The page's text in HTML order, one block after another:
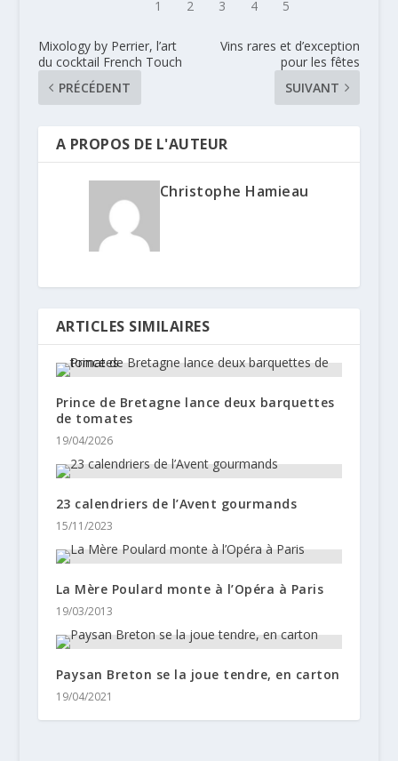
Mixology by Perrier, l’art
du cocktail French Touch
PRÉCÉDENT
Vins rares et d’exception
pour les fêtes
SUIVANT
A PROPOS DE L'AUTEUR
Christophe Hamieau
ARTICLES SIMILAIRES
Prince de Bretagne lance deux barquettes
de tomates
19/04/2026
23 calendriers de l’Avent gourmands
15/11/2023
La Mère Poulard monte à l’Opéra à Paris
19/03/2013
Paysan Breton se la joue tendre, en carton
19/04/2021